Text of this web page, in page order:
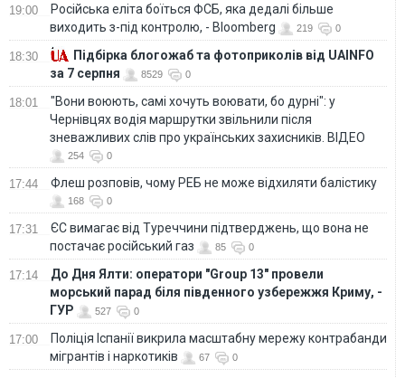
19:00
Російська еліта боїться ФСБ, яка дедалі більше
виходить з-під контролю, - Bloomberg
219 0
18:30
Підбірка блогожаб та фотоприколів від UAINFO
за 7 серпня
8529 0
18:01
"Вони воюють, самі хочуть воювати, бо дурні": у
Чернівцях водія маршрутки звільнили після
зневажливих слів про українських захисників. ВІДЕО
254 0
17:44 Флеш розповів, чому РЕБ не може відхиляти балістику
168 0
17:31
ЄС вимагає від Туреччини підтверджень, що вона не
постачає російський газ
85 0
17:14
До Дня Ялти: оператори "Group 13" провели
морський парад біля південного узбережжя Криму, -
ГУР
527 0
17:00
Поліція Іспанії викрила масштабну мережу контрабанди
мігрантів і наркотиків
67 0